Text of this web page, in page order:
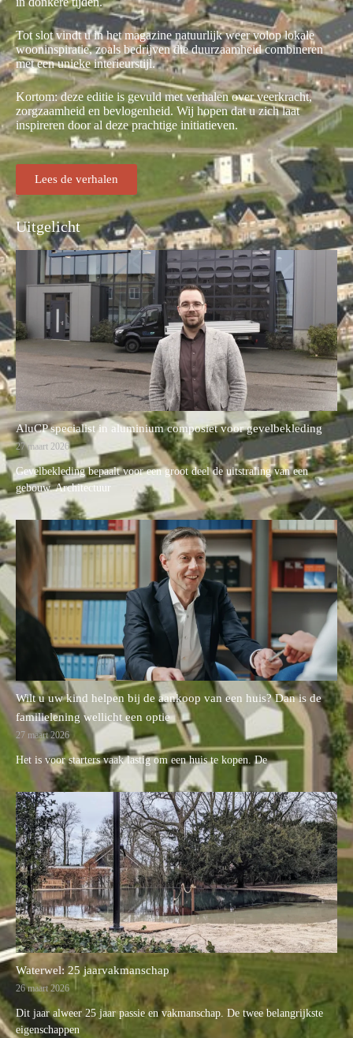
Tot slot vindt u in het magazine natuurlijk weer volop lokale
wooninspiratie, zoals bedrijven die duurzaamheid combineren
met een unieke interieurstijl.
Kortom: deze editie is gevuld met verhalen over veerkracht,
zorgzaamheid en bevlogenheid. Wij hopen dat u zich laat
inspireren door al deze prachtige initiatieven.
Lees de verhalen
Uitgelicht
AluCP specialist in aluminium composiet voor gevelbekleding
27 maart 2026
Gevelbekleding bepaalt voor een groot deel de uitstraling van een
gebouw. Architectuur
Wilt u uw kind helpen bij de aankoop van een huis? Dan is de
familielening wellicht een optie
27 maart 2026
Het is voor starters vaak lastig om een huis te kopen. De
Waterwel: 25 jaarvakmanschap
26 maart 2026
Dit jaar alweer 25 jaar passie en vakmanschap. De twee belangrijkste
eigenschappen